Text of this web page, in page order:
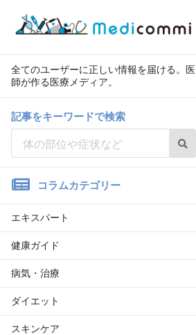
全てのユーザーに正しい情報を届ける。医
師が作る医療メディア。
記事をキーワードで検索
コラムカテゴリー
エキスパート
健康ガイド
病気・治療
ダイエット
スキンケア